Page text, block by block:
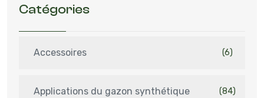
Catégories
Accessoires (6)
Applications du gazon synthétique (84)